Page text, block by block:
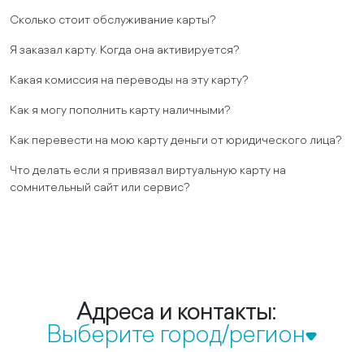
Сколько стоит обслуживание карты?
Я заказал карту. Когда она активируется?
Какая комиссия на переводы на эту карту?
Как я могу пополнить карту наличными?
Как перевести на мою карту деньги от юридического лица?
Что делать если я привязал виртуальную карту на
сомнительный сайт или сервис?
Адреса и контакты:
Выберите город/регион